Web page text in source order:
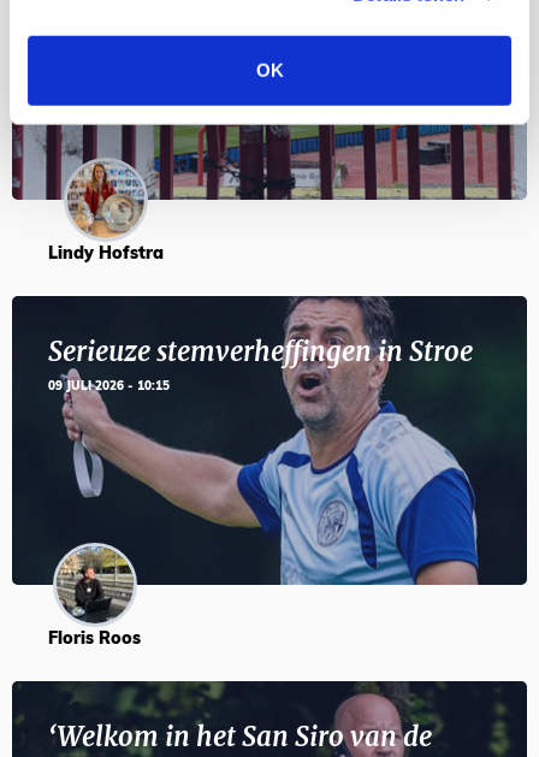
OK
Lindy Hofstra
Serieuze stemverheffingen in Stroe
09 JULI 2026 - 10:15
Floris Roos
‘Welkom in het San Siro van de